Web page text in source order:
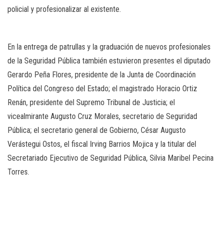
policial y profesionalizar al existente.
En la entrega de patrullas y la graduación de nuevos profesionales
de la Seguridad Pública también estuvieron presentes el diputado
Gerardo Peña Flores, presidente de la Junta de Coordinación
Política del Congreso del Estado; el magistrado Horacio Ortiz
Renán, presidente del Supremo Tribunal de Justicia; el
vicealmirante Augusto Cruz Morales, secretario de Seguridad
Pública; el secretario general de Gobierno, César Augusto
Verástegui Ostos, el fiscal Irving Barrios Mojica y la titular del
Secretariado Ejecutivo de Seguridad Pública, Silvia Maribel Pecina
Torres.